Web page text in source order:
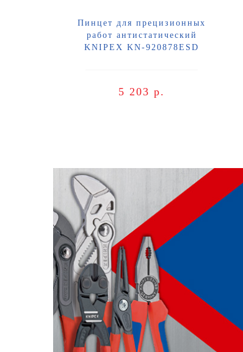
Пинцет для прецизионных
работ антистатический
KNIPEX KN-920878ESD
5 203 р.